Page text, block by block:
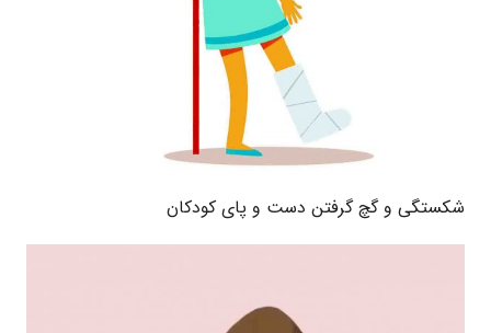
شکستگی و گچ گرفتن دست و پای کودکان